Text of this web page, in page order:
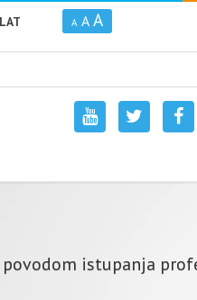
LAT A A A
povodom istupanja